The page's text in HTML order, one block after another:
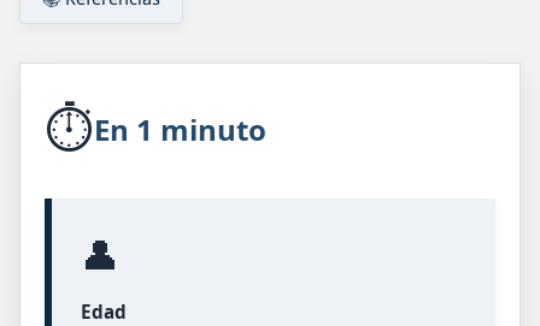
⏱️En 1 minuto
👤
Edad